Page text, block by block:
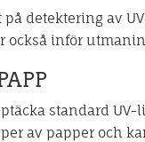
detektering av
också inför
standard UV-
av papper och